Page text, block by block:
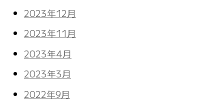
2023年12月
2023年11月
2023年4月
2023年3月
2022年9月